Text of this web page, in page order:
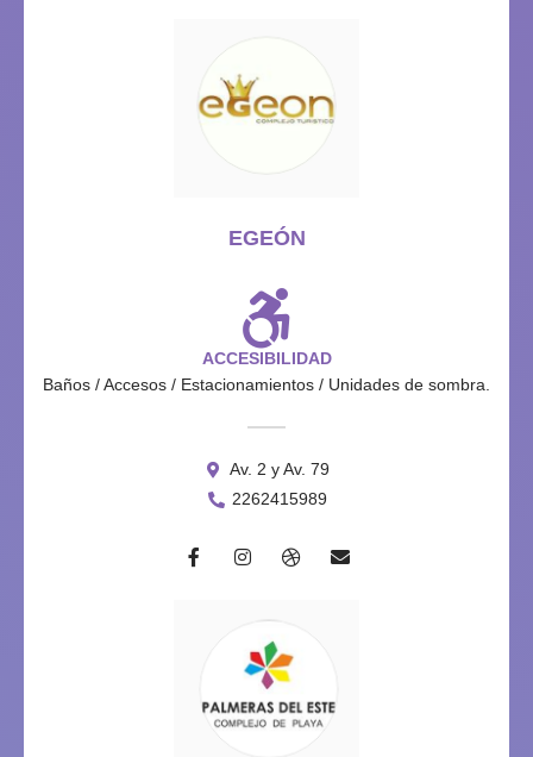
EGEÓN
ACCESIBILIDAD
Baños / Accesos / Estacionamientos / Unidades de sombra.
Av. 2 y Av. 79
2262415989